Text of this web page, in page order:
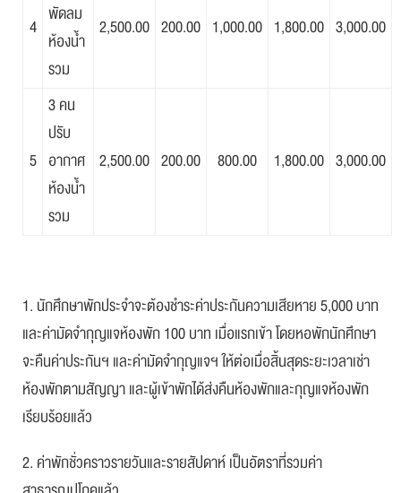
4
พัดลม
ห้องน้ำ
รวม
2,500.00 200.00 1,000.00 1,800.00 3,000.00
5
3 คน
ปรับ
อากาศ
ห้องน้ำ
รวม
2,500.00 200.00 800.00 1,800.00 3,000.00
1. นักศึกษาพักประจำจะต้องชำระค่าประกันความเสียหาย 5,000 บาท
และค่ามัดจำกุญแจห้องพัก 100 บาท เมื่อแรกเข้า โดยหอพักนักศึกษา
จะคืนค่าประกันฯ และค่ามัดจำกุญแจฯ ให้ต่อเมื่อสิ้นสุดระยะเวลาเช่า
ห้องพักตามสัญญา และผู้เข้าพักได้ส่งคืนห้องพักและกุญแจห้องพัก
เรียบร้อยแล้ว
2. ค่าพักชั่วคราวรายวันและรายสัปดาห์ เป็นอัตราที่รวมค่า